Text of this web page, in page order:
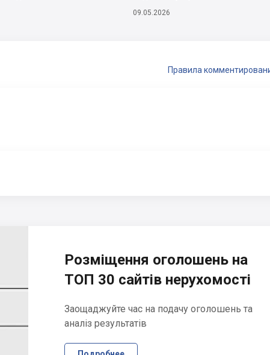
09.05.2026
Правила
Розміщення оголошень на
ТОП 30 сайтів нерухомості
Заощаджуйте час на подачу оголошень та
аналіз результатів